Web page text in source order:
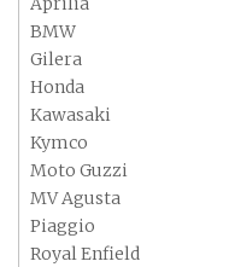
BMW
Gilera
Honda
Kawasaki
Kymco
Moto Guzzi
MV Agusta
Piaggio
Royal Enfield